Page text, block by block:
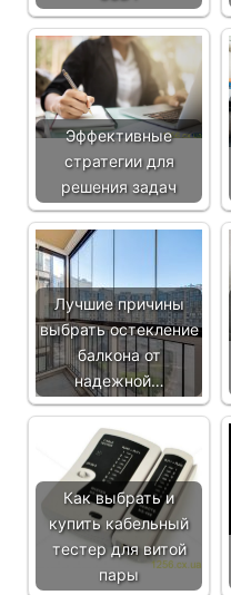
Эффективные
стратегии для
решения задач
Лучшие причины
выбрать остекление
балкона от
надежной…
Как выбрать и
купить кабельный
тестер для витой
пары